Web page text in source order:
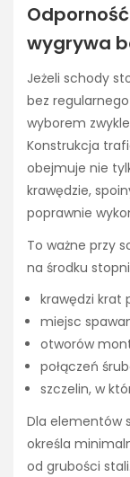
wygrywa
Jeżeli schody
bez
wyborem
Konstrukcja
obejmuje nie
krawędzie,
poprawnie
To ważne przy
na środku
krawędzi krat
miejsc
otworów
połączeń
szczelin, w
Dla elementów
określa
od grubości